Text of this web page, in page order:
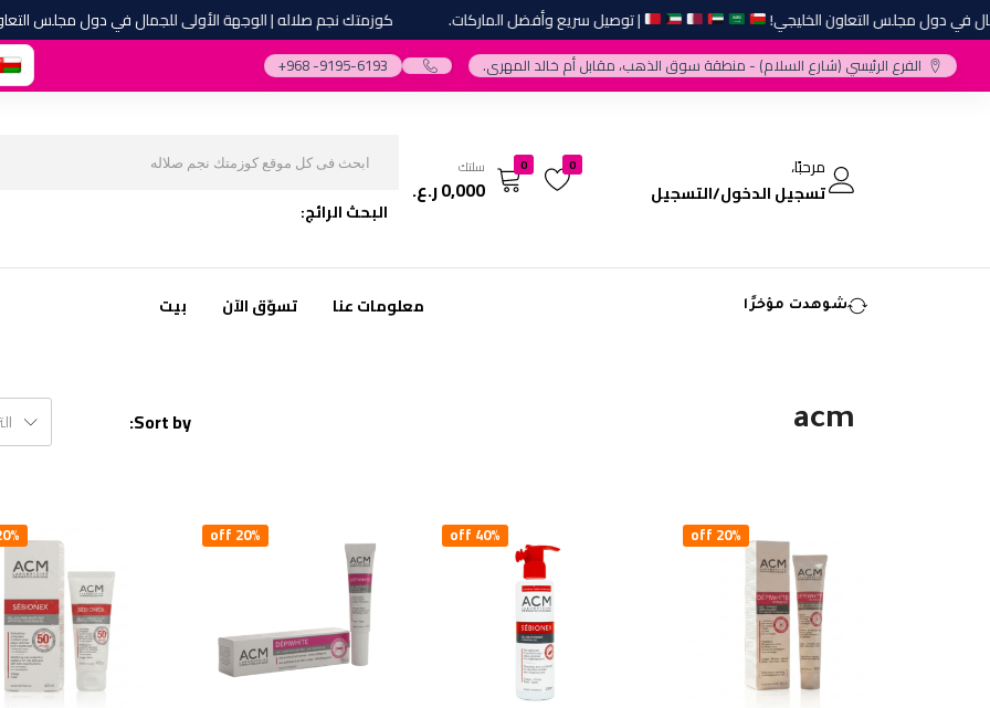
دول مجلس التعاون الخليجي! | توصيل سريع وأفضل الماركات. كوزمتك نجم صلاله | الوجهة الأولى للجمال في دول مجلس التعاون
الفرع الرئيسي (شارع السلام) - منطقة سوق الذهب، مقابل أم خالد المهري. ‎+968 -9195-6193‎
البحث الرائج:
مرحبًا،
تسجيل الدخول/التسجيل
0
0 سلتك
0,000ر.ع.
بيت تسوّق الآن معلومات عنا شوهدت مؤخرًا
acm
Sort by:
20% off
40% off
20% off
off